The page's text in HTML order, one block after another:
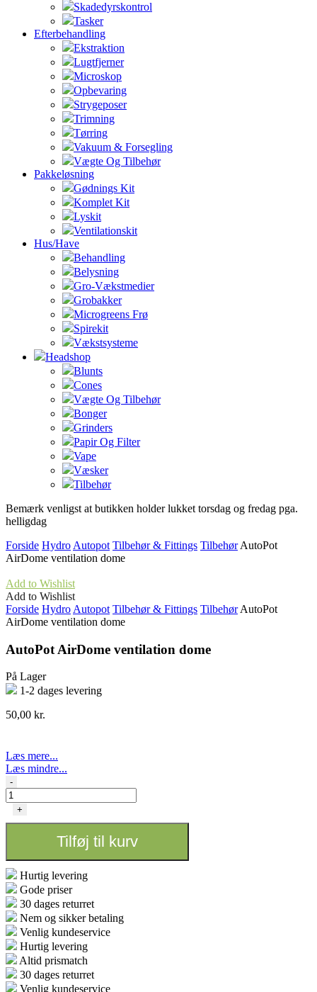
Skadedyrskontrol
Tasker
Efterbehandling
Ekstraktion
Lugtfjerner
Microskop
Opbevaring
Strygeposer
Trimning
Tørring
Vakuum & Forsegling
Vægte Og Tilbehør
Pakkeløsning
Gødnings Kit
Komplet Kit
Lyskit
Ventilationskit
Hus/Have
Behandling
Belysning
Gro-Vækstmedier
Grobakker
Microgreens Frø
Spirekit
Vækstsysteme
Headshop
Blunts
Cones
Vægte Og Tilbehør
Bonger
Grinders
Papir Og Filter
Vape
Væsker
Tilbehør
Bemærk venligst at butikken holder lukket torsdag og fredag pga.
helligdag
Forside Hydro Autopot Tilbehør & Fittings Tilbehør AutoPot
AirDome ventilation dome
Add to Wishlist
Add to Wishlist
Forside Hydro Autopot Tilbehør & Fittings Tilbehør AutoPot
AirDome ventilation dome
AutoPot AirDome ventilation dome
På Lager
1-2 dages levering
50,00 kr.
Læs mere...
Læs mindre...
AutoPot
AirDome
ventilation
-
+
Tilføj til kurv
Hurtig levering
Gode priser
30 dages returret
Nem og sikker betaling
Venlig kundeservice
Hurtig levering
Altid prismatch
30 dages returret
Venlig kundeservice